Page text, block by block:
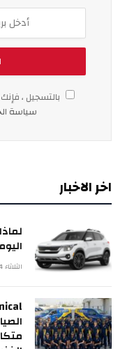
بالتسجيل ،
سياسة
اخر الاخبار
الثلاثاء 04 أغسطس 6:18 م